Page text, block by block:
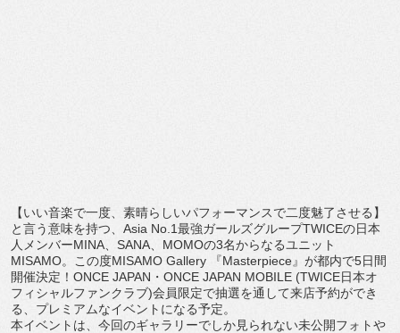
【いい音楽で一度、素晴らしいパフォーマンスで二度魅了させる】
と言う意味を持つ、 Asia No.1最強ガールズグループTWICEの日本
人メンバーMINA SANA MOMOの3名からなるユニット
MISAMO。 この度MISAMO Gallery 『Masterpiece』が都内で5日間
開催決定！ ONCE JAPAN ・ ONCE JAPAN MOBILE (TWICE日本オ
フィシャルファンクラブ)会員限定で抽選を通 して来店予約ができ
る、プレミアムなイベントになる予定。
本イベントは、 今回のギャラリーでしか見られない未公開フォトや